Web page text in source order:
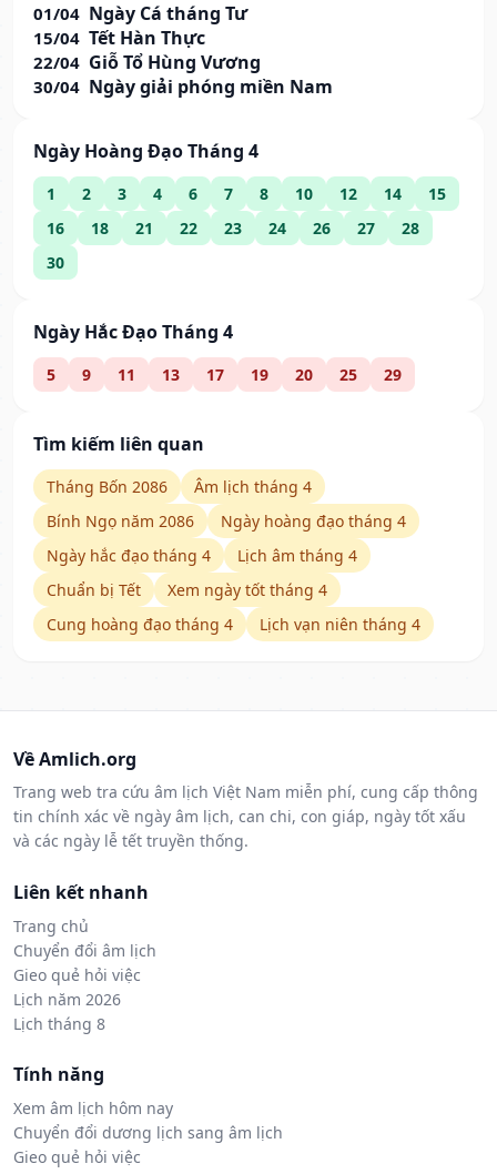
01/04 Ngày Cá tháng Tư
15/04 Tết Hàn Thực
22/04 Giỗ Tổ Hùng Vương
30/04 Ngày giải phóng miền Nam
Ngày Hoàng Đạo Tháng 4
1 2 3 4 6 7 8 10 12 14
15
16
18 21 22 23 24 26 27
28
30
Ngày Hắc Đạo Tháng 4
5 9 11 13 17 19 20 25 29
Tìm kiếm liên quan
Tháng Bốn 2086
Âm lịch tháng 4
Bính Ngọ năm 2086
Ngày hoàng đạo tháng 4
Ngày hắc đạo tháng 4
Lịch âm tháng 4
Chuẩn bị Tết
Xem ngày tốt tháng 4
Cung hoàng đạo tháng 4
Lịch vạn niên tháng 4
Về Amlich.org
Trang web tra cứu âm lịch Việt Nam miễn phí, cung cấp thông
tin chính xác về ngày âm lịch, can chi, con giáp, ngày tốt xấu
và các ngày lễ tết truyền thống.
Liên kết nhanh
Trang chủ
Chuyển đổi âm lịch
Gieo quẻ hỏi việc
Lịch năm 2026
Lịch tháng 8
Tính năng
Xem âm lịch hôm nay
Chuyển đổi dương lịch sang âm lịch
Gieo quẻ hỏi việc